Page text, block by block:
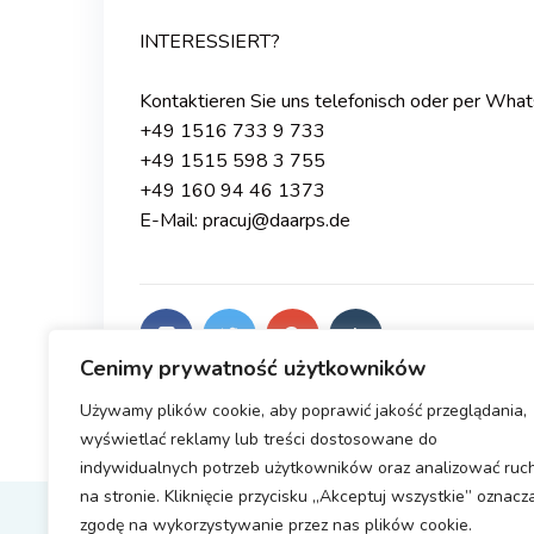
Cenimy prywatność użytkowników
Używamy plików cookie, aby poprawić jakość przeglądania,
wyświetlać reklamy lub treści dostosowane do
indywidualnych potrzeb użytkowników oraz analizować
na stronie. Kliknięcie przycisku „Akceptuj wszystkie”
zgodę na wykorzystywanie przez nas plików cookie.
INTERESSIERT?
Kontaktieren Sie uns telefonisch oder per
+49 1516 733 9 733
+49 1515 598 3 755
+49 160 94 46 1373
E-Mail: pracuj@daarps.de